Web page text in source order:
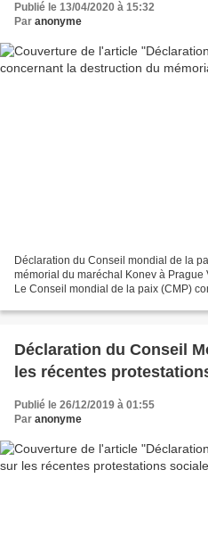
Publié le 13/04/2020 à 15:32
Par anonyme
Déclaration du Conseil mondial de la
mémorial du maréchal Konev à
Le Conseil mondial de la paix (CMP)
Déclaration du Conseil
les récentes
Publié le 26/12/2019 à 01:55
Par anonyme